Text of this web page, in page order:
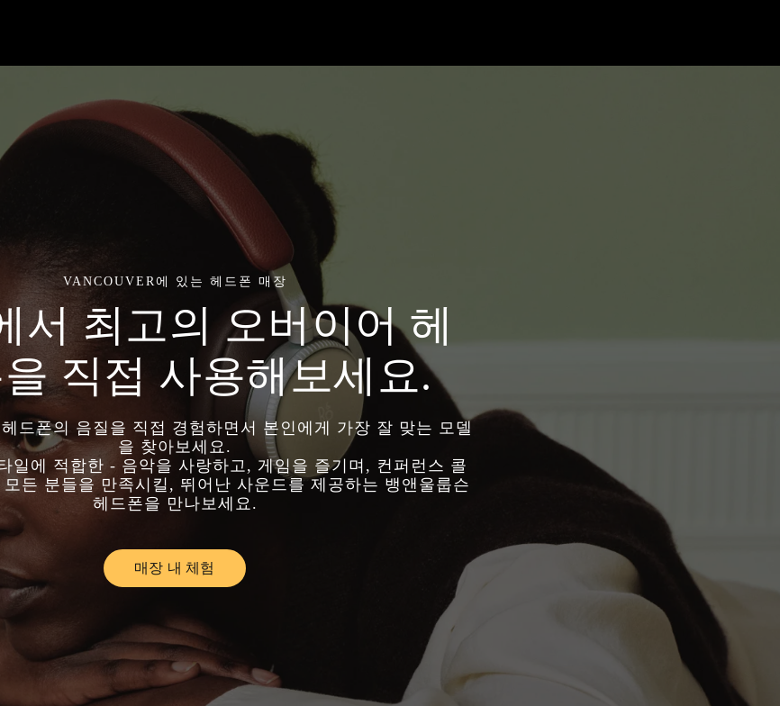
VANCOUVER에 있는 헤드폰 매장
서 최고의 오버이어 헤
직접 사용해보세요.
드폰의 음질을 직접 경험하면서 본인에게 가장 잘 맞는 모델
을 찾아보세요.
일에 적합한 - 음악을 사랑하고, 게임을 즐기며, 컨퍼런스 콜
든 분들을 만족시킬, 뛰어난 사운드를 제공하는 뱅앤울룹슨
헤드폰을 만나보세요.
매장 내 체험Link Opens in New Tab